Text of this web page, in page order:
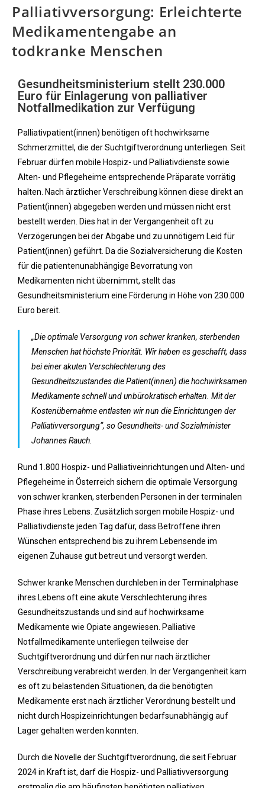
Palliativversorgung: Erleichterte
Medikamentengabe an
todkranke Menschen
Gesundheitsministerium stellt 230.000
Euro für Einlagerung von palliativer
Notfallmedikation zur Verfügung
Palliativpatient(innen) benötigen oft hochwirksame
Schmerzmittel, die der Suchtgiftverordnung unterliegen. Seit
Februar dürfen mobile Hospiz- und Palliativdienste sowie
Alten- und Pflegeheime entsprechende Präparate vorrätig
halten. Nach ärztlicher Verschreibung können diese direkt an
Patient(innen) abgegeben werden und müssen nicht erst
bestellt werden. Dies hat in der Vergangenheit oft zu
Verzögerungen bei der Abgabe und zu unnötigem Leid für
Patient(innen) geführt. Da die Sozialversicherung die Kosten
für die patientenunabhängige Bevorratung von
Medikamenten nicht übernimmt, stellt das
Gesundheitsministerium eine Förderung in Höhe von 230.000
Euro bereit.
„Die optimale Versorgung von schwer kranken, sterbenden
Menschen hat höchste Priorität. Wir haben es geschafft, dass
bei einer akuten Verschlechterung des
Gesundheitszustandes die Patient(innen) die hochwirksamen
Medikamente schnell und unbürokratisch erhalten. Mit der
Kostenübernahme entlasten wir nun die Einrichtungen der
Palliativversorgung“, so Gesundheits- und Sozialminister
Johannes Rauch.
Rund 1.800 Hospiz- und Palliativeinrichtungen und Alten- und
Pflegeheime in Österreich sichern die optimale Versorgung
von schwer kranken, sterbenden Personen in der terminalen
Phase ihres Lebens. Zusätzlich sorgen mobile Hospiz- und
Palliativdienste jeden Tag dafür, dass Betroffene ihren
Wünschen entsprechend bis zu ihrem Lebensende im
eigenen Zuhause gut betreut und versorgt werden.
Schwer kranke Menschen durchleben in der Terminalphase
ihres Lebens oft eine akute Verschlechterung ihres
Gesundheitszustands und sind auf hochwirksame
Medikamente wie Opiate angewiesen. Palliative
Notfallmedikamente unterliegen teilweise der
Suchtgiftverordnung und dürfen nur nach ärztlicher
Verschreibung verabreicht werden. In der Vergangenheit kam
es oft zu belastenden Situationen, da die benötigten
Medikamente erst nach ärztlicher Verordnung bestellt und
nicht durch Hospizeinrichtungen bedarfsunabhängig auf
Lager gehalten werden konnten.
Durch die Novelle der Suchtgiftverordnung, die seit Februar
2024 in Kraft ist, darf die Hospiz- und Palliativversorgung